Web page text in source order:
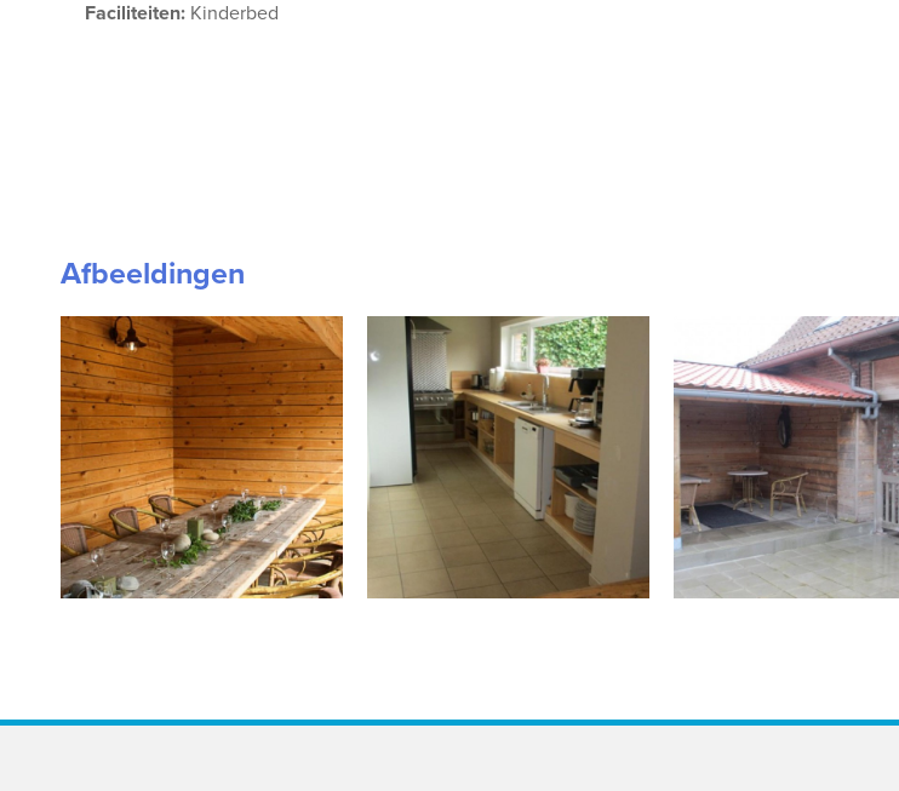
Faciliteiten: Kinderbed
Afbeeldingen